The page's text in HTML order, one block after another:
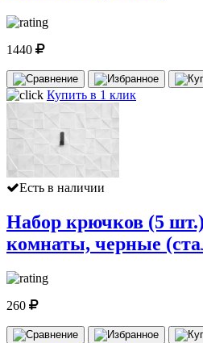
1440
Купить в 1 клик
Есть в наличии
Набор крючков (5
комнаты, черные
260